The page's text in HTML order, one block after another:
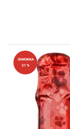
ЗНИЖКА
21%